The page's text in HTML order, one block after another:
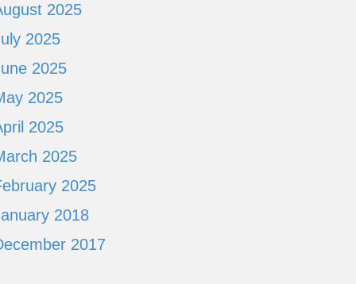
2025
2025
2025
2025
2025
2025
2025
2018
2017